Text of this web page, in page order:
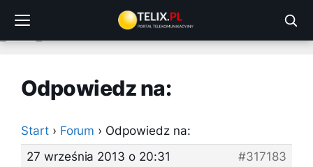
treści
Odpowiedz na:
Start › Forum › Odpowiedz na:
27 września 2013 o 20:31
#317183